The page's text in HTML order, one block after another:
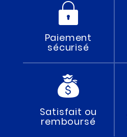
Paiement
sécurisé
Satisfait ou
remboursé